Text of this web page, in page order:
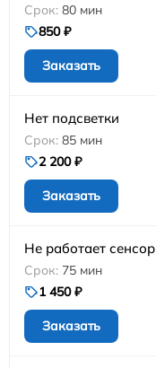
80 мин
850 ₽
Заказать
Нет подсветки
85 мин
2 200 ₽
Заказать
Не работает сенсор
75 мин
1 450 ₽
Заказать